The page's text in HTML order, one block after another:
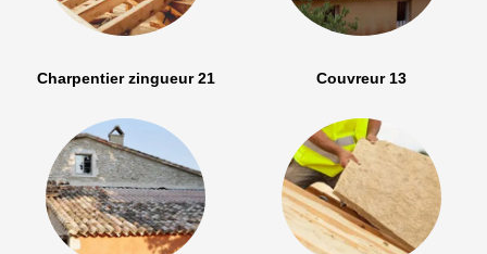
Charpentier zingueur 21 Couvreur 13